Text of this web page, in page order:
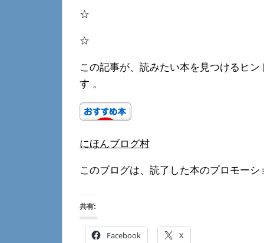
☆
☆
この記事が、読みたい本を見つけるヒ
す 。
にほんブログ村
このブログは、読了した本のプロモー
共有:
Facebook X